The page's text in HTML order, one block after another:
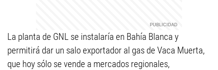
La planta de GNL se instalaría en Bahía Blanca y
permitirá dar un salo exportador al gas de Vaca Muerta,
que hoy sólo se vende a mercados regionales,